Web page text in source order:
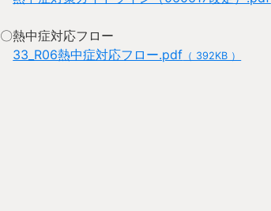
〇熱中症対応フロー
33_R06熱中症対応フロー.pdf （ 392KB ）